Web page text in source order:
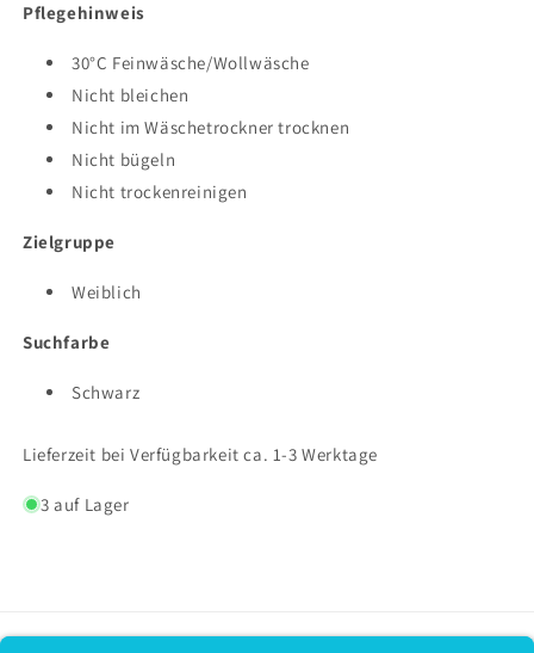
Pflegehinweis
30°C Feinwäsche/Wollwäsche
Nicht bleichen
Nicht im Wäschetrockner trocknen
Nicht bügeln
Nicht trockenreinigen
Zielgruppe
Weiblich
Suchfarbe
Schwarz
Lieferzeit bei Verfügbarkeit ca. 1-3 Werktage
3 auf Lager